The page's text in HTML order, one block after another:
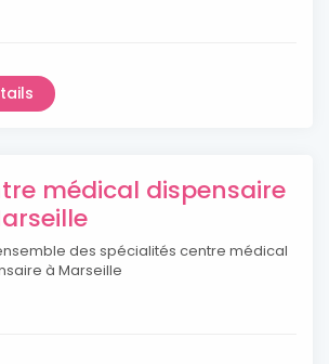
médical dispensaire
des spécialités centre médical
à Marseille